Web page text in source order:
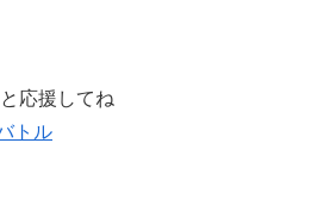
応援してね
トル